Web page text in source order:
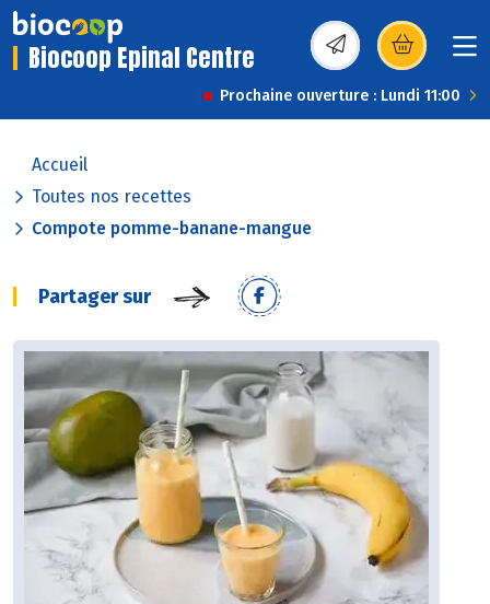
Biocoop Epinal Centre (s’ouvre dans une
Prochaine ouverture : Lundi 11:00
Accueil
Toutes nos recettes
Compote pomme-banane-mangue
Partager sur